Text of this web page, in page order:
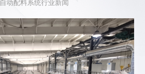
自动配料系统行业新闻